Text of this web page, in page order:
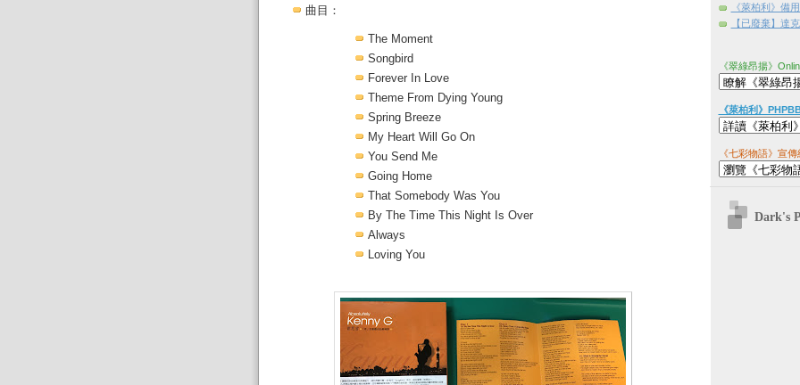
曲目：
The Moment
Songbird
Forever In Love
Theme From Dying Young
Spring Breeze
My Heart Will Go On
You Send Me
Going Home
That Somebody Was You
By The Time This Night Is Over
Always
Loving You
《萊柏利》備
【已廢棄】達
《翠綠昂揚》
《萊柏利》
《七彩物語》宣傳
Dark's